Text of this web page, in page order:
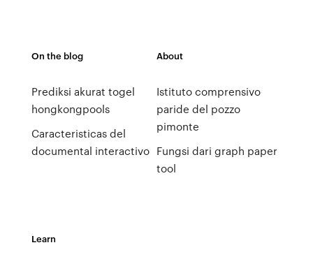
On the blog
Prediksi akurat togel
hongkongpools
Caracteristicas del
documental interactivo
About
Istituto comprensivo
paride del pozzo
pimonte
Fungsi dari graph paper
tool
Learn